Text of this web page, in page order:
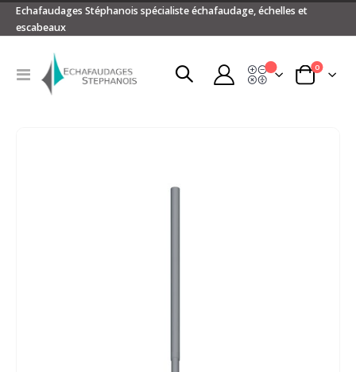
Echafaudages Stéphanois spécialiste échafaudage, échelles et
escabeaux
Basculer
Panier
0articles
Devis